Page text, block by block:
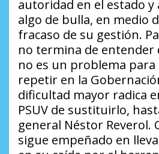
autoridad en el estado y
algo de bulla, en medio
fracaso de su gestión.
no termina de entender
no es un problema para
repetir en la
dificultad mayor radica
PSUV de sustituirlo,
general Néstor Reverol.
sigue empeñado en